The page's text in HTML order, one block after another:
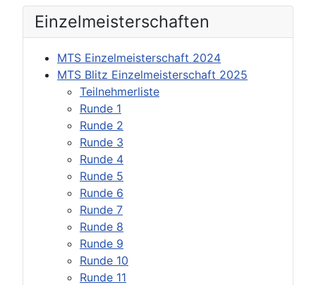
Einzel­meisterschaften
MTS Einzelmeisterschaft 2024
MTS Blitz Einzelmeisterschaft 2025
Teilnehmerliste
Runde 1
Runde 2
Runde 3
Runde 4
Runde 5
Runde 6
Runde 7
Runde 8
Runde 9
Runde 10
Runde 11